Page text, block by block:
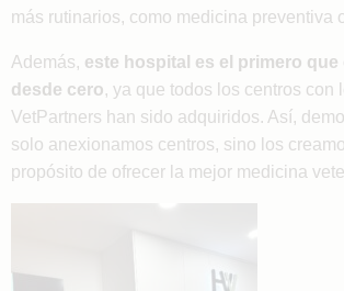
más rutinarios, como medicina preventiva
Además, este hospital es el primero
desde cero , ya que todos los centros con
VetPartners han sido adquiridos. Así,
solo anexionamos centros, sino los
propósito de ofrecer la mejor medicina